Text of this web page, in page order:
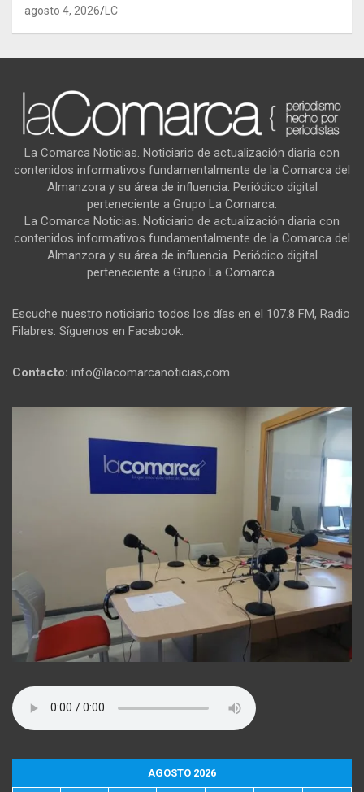
agosto 4, 2026 LC
La Comarca Noticias. Noticiario de actualización diaria con
contenidos informativos fundamentalmente de la Comarca del
Almanzora y su área de influencia. Periódico digital
perteneciente a Grupo La Comarca.
La Comarca Noticias. Noticiario de actualización diaria con
contenidos informativos fundamentalmente de la Comarca del
Almanzora y su área de influencia. Periódico digital
perteneciente a Grupo La Comarca.
Escuche nuestro noticiario todos los días en el 107.8 FM, Radio
Filabres. Síguenos en Facebook.
Contacto: info@lacomarcanoticias,com
AGOSTO 2026